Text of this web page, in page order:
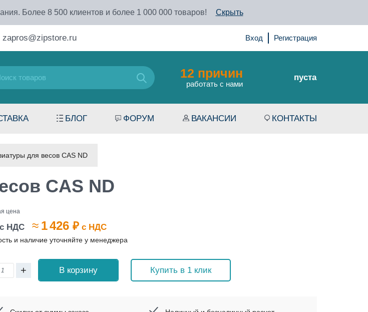
Более 8 500 клиентов и более 1 000 000 товаров! Скрыть
zapros@zipstore.ru Вход Регистрация
12 причин
работать с нами
пуста
БЛОГ ФОРУМ ВАКАНСИИ КОНТАКТЫ
для весов CAS ND
CAS ND
цена
с НДС ≈ 1 426 ₽ с НДС
и наличие уточняйте у менеджера
+ В корзину Купить в 1 клик